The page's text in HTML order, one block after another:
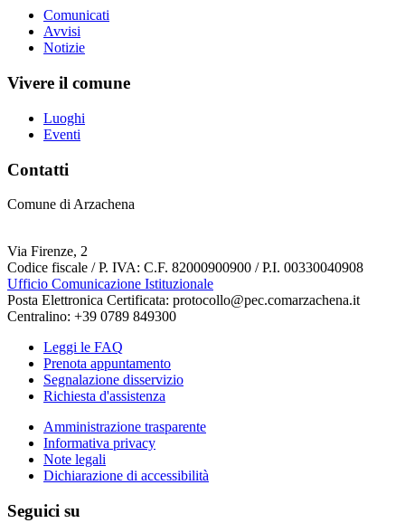
Comunicati
Avvisi
Notizie
Vivere il comune
Luoghi
Eventi
Contatti
Comune di Arzachena
Via Firenze, 2
Codice fiscale / P. IVA: C.F. 82000900900 / P.I. 00330040908
Ufficio Comunicazione Istituzionale
Posta Elettronica Certificata: protocollo@pec.comarzachena.it
Centralino: +39 0789 849300
Leggi le FAQ
Prenota appuntamento
Segnalazione disservizio
Richiesta d'assistenza
Amministrazione trasparente
Informativa privacy
Note legali
Dichiarazione di accessibilità
Seguici su